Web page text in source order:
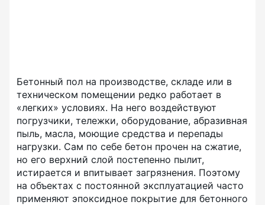
Бетонный пол на производстве, складе или в
техническом помещении редко работает в
«легких» условиях. На него воздействуют
погрузчики, тележки, оборудование, абразивная
пыль, масла, моющие средства и перепады
нагрузки. Сам по себе бетон прочен на сжатие,
но его верхний слой постепенно пылит,
истирается и впитывает загрязнения. Поэтому
на объектах с постоянной эксплуатацией часто
применяют эпоксидное покрытие для бетонного